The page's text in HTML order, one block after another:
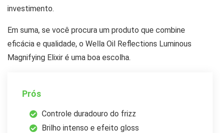
investimento.
Em suma, se você procura um produto que combine
eficácia e qualidade, o Wella Oil Reflections Luminous
Magnifying Elixir é uma boa escolha.
Prós
Controle duradouro do frizz
Brilho intenso e efeito gloss